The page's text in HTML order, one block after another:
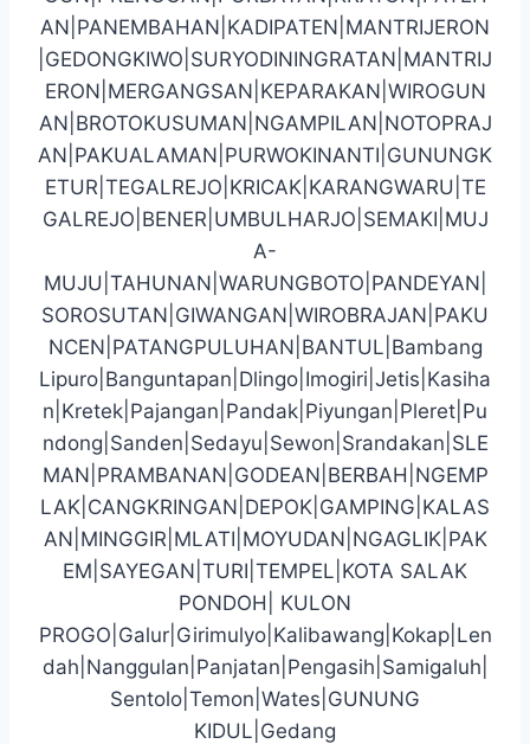
AN|PANEMBAHAN|KADIPATEN|MANTRIJERON
|GEDONGKIWO|SURYODININGRATAN|MANTRIJ
ERON|MERGANGSAN|KEPARAKAN|WIROGUN
AN|BROTOKUSUMAN|NGAMPILAN|NOTOPRAJ
AN|PAKUALAMAN|PURWOKINANTI|GUNUNGK
ETUR|TEGALREJO|KRICAK|KARANGWARU|TE
GALREJO|BENER|UMBULHARJO|SEMAKI|MUJ
A-
MUJU|TAHUNAN|WARUNGBOTO|PANDEYAN|
SOROSUTAN|GIWANGAN|WIROBRAJAN|PAKU
NCEN|PATANGPULUHAN|BANTUL|Bambang
Lipuro|Banguntapan|Dlingo|Imogiri|Jetis|Kasiha
n|Kretek|Pajangan|Pandak|Piyungan|Pleret|Pu
ndong|Sanden|Sedayu|Sewon|Srandakan|SLE
MAN|PRAMBANAN|GODEAN|BERBAH|NGEMP
LAK|CANGKRINGAN|DEPOK|GAMPING|KALAS
AN|MINGGIR|MLATI|MOYUDAN|NGAGLIK|PAK
EM|SAYEGAN|TURI|TEMPEL|KOTA SALAK
PONDOH| KULON
PROGO|Galur|Girimulyo|Kalibawang|Kokap|Len
dah|Nanggulan|Panjatan|Pengasih|Samigaluh|
Sentolo|Temon|Wates|GUNUNG
KIDUL|Gedang